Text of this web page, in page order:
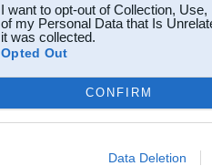
I want to opt-out of Collection,
of my Personal Data that Is
it was collected.
Opted Out
CONFIRM
Data Deletion